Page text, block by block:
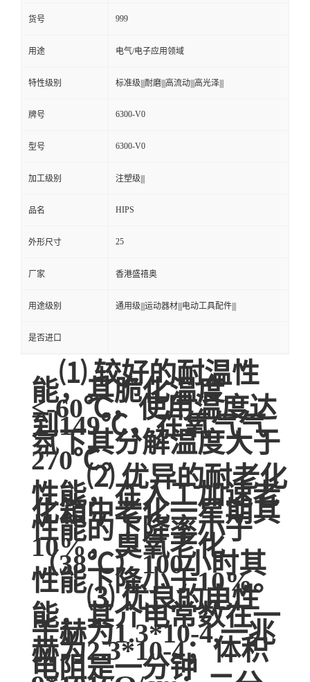
货号 999
用途 电气/电子应用领域
特性级别 标准级|||耐磨|||高流动|||高光泽|||
牌号 6300-V0
型号 6300-V0
加工级别 注塑级|||
品名 HIPS
外形尺寸 25
厂家 香港盛禧奥
用途级别 通用级|||运动器材|||电动工具配件|||
是否进口
⑴ 较好的耐温性
能，其脆化温度
≤-60℃，使用温度达
到149℃，在氧气气
氛下其分解温度大于
270℃。
⑵ 优异的耐老化
性能，在人工加速老
化箱中老化一星期其
性能的下降率小于
10%，臭氧老化
（38℃）100小时其
性能下降小于10%。
⑶ 优良的电性
能，其介电常数在一
千赫为1.3*10-4,一兆
赫为2.3*10-4；体积
电阻是一分钟